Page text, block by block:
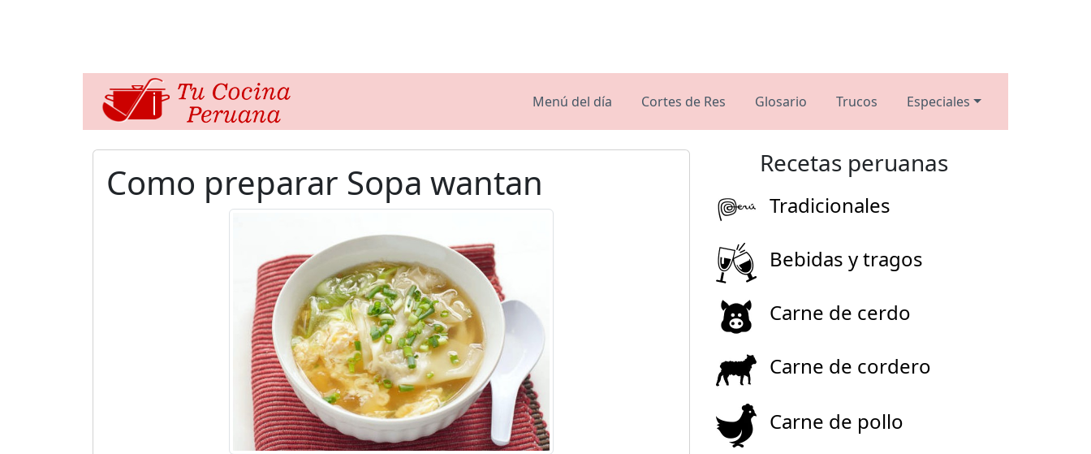
Menú del día Cortes de Res Glosario Trucos Especiales
Como preparar Sopa wantan Recetas peruanas
Tradicionales
Bebidas y tragos
Carne de cerdo
Carne de cordero
Carne de pollo